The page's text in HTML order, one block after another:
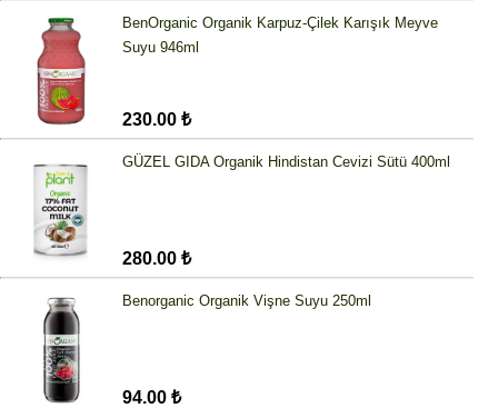
BenOrganic Organik Karpuz-Çilek Karışık Meyve
Suyu 946ml
230.00 ₺
GÜZEL GIDA Organik Hindistan Cevizi Sütü 400ml
280.00 ₺
Benorganic Organik Vişne Suyu 250ml
94.00 ₺